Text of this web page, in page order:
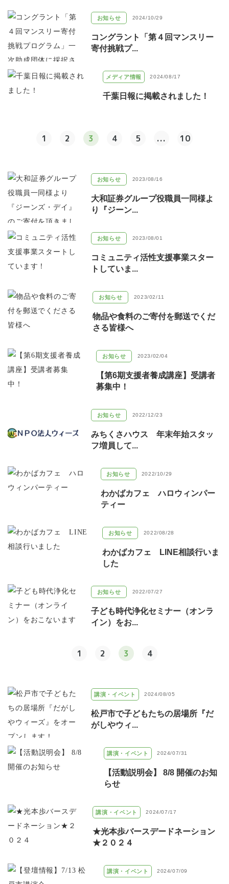
お知らせ 2024/10/29
コングラント「第４回マンスリー
寄付挑戦プ...
メディア情報 2024/08/17
千葉日報に掲載されました！
1 2 3 4 5 ... 10
お知らせ 2023/08/16
大和証券グループ役職員一同様よ
り『ジーン...
お知らせ 2023/08/01
コミュニティ活性支援事業スター
トしていま...
お知らせ 2023/02/11
物品や食料のご寄付を郵送でくだ
さる皆様へ
お知らせ 2023/02/04
【第6期支援者養成講座】受講者
募集中！
お知らせ 2022/12/23
みちくさハウス 年末年始スタッ
フ増員して...
お知らせ 2022/10/29
わかばカフェ ハロウィンパー
ティー
お知らせ 2022/08/28
わかばカフェ LINE相談行いま
した
お知らせ 2022/07/27
子ども時代浄化セミナー（オンラ
イン）をお...
1 2 3 4
講演・イベント 2024/08/05
松戸市で子どもたちの居場所『だ
がしやウィ...
講演・イベント 2024/07/31
【活動説明会】 8/8 開催のお知
らせ
講演・イベント 2024/07/17
★光本歩バースデードネーション
★２０２４
講演・イベント 2024/07/09